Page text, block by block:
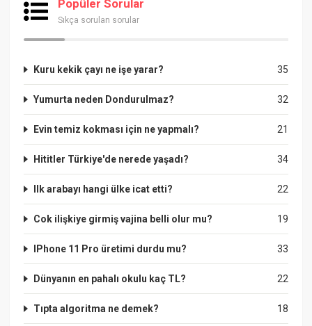
Popüler Sorular
Sıkça sorulan sorular
35
Kuru kekik çayı ne işe yarar?
32
Yumurta neden Dondurulmaz?
21
Evin temiz kokması için ne yapmalı?
34
Hititler Türkiye'de nerede yaşadı?
22
Ilk arabayı hangi ülke icat etti?
19
Cok ilişkiye girmiş vajina belli olur mu?
33
IPhone 11 Pro üretimi durdu mu?
22
Dünyanın en pahalı okulu kaç TL?
18
Tıpta algoritma ne demek?